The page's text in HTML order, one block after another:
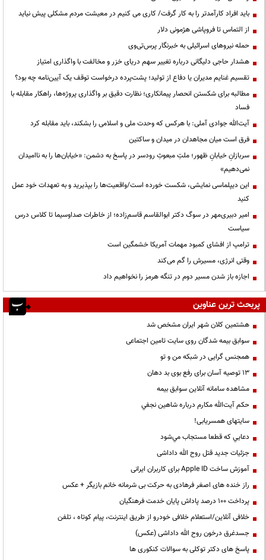
باید افراد کارآمدتر را به کار گرفت/ کاری می کنیم در معیشت مردم مشکلی پیش نیاید
از التماس تا فروپاشی هژمونی دلار
حمله نیروهای اسرائیلی به خبرنگار پرس‌تی‌وی
هشدار حاجی دلیگانی درباره تغییر سهم دریای خزر و مخالفت با واگذاری امتیاز
تقسیم غنایم مدیران یا دفاع از تولید؛ پشت‌پرده درخواست توقف یک آیین‌نامه چه بود؟
مطالبه برای شکستن انحصار پیمانکاری؛ نظارت دقیق بر واگذاری پروژه‌ها، راهکار مقابله با
فساد
آیت‌الله جوادی آملی: با هرکس که وحدت ملی و اسلامی را بشکند، باید مقابله کرد
فرق است میان مجاهدان در میدان و ساکتین
سربازانِ خیابانِ ظهور؛ ملتِ مبعوثِ رودسر در پاسخ به دشمن: «خیابان‌ها را به ناامیدان
نمی‌دهیم»
این دیپلماسی نمایشی، شکست خورده است/واقعیت‌ها را بپذیرید و به تعهدات خود عمل
کنید
امیر دبیری‌مهر در سوگ دکتر ابوالقاسم قاسم‌زاده؛ از خاطرات صداوسیما تا کلاس درس
سیاست
ترامپ از افشای کمبود مهمات آمریکا خشمگین است
وقتی انرژی، مسیرش را گم می‌کند
اجازه باز شدن مسیر دوم در تنگه هرمز را نخواهیم داد
پربحث ترین عناوین
هشتمین کلان شهر ایران مشخص شد
سوابق بیمه شدگان روی سایت تامین اجتماعی
همجنس گرایی در شبکه من و تو
13 توصیه آسان برای رفع بوی بد دهان
مشاهده سامانه آنلاين سوابق بیمه
حكم آيت‌الله مكارم درباره شاهين نجفي
سایتهای همسریابی!
دعايي كه قطعا مستجاب مي‌شود
جزئیات جدید قتل روح الله داداشی
آموزش ساخت Apple ID برای کاربران ایرانی
راز خنده های اصغر فرهادی به حرکت بی شرمانه خانم بازیگر + عکس
پرداخت ۱۰۰ درصد پاداش پایان خدمت فرهنگیان
خلافی آنلاین/استعلام خلافی خودرو از طریق اینترنت، پیام کوتاه ، تلفن
جسدغرق درخون روح الله داداشی (عکس)
پاسخ های دکتر توکلی به سوالات کنکوری ها